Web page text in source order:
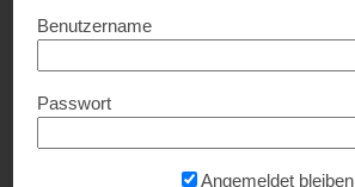
0,20 ct/kWh Rabatt...
Benutzername
Passwort
Angemeldet bleiben